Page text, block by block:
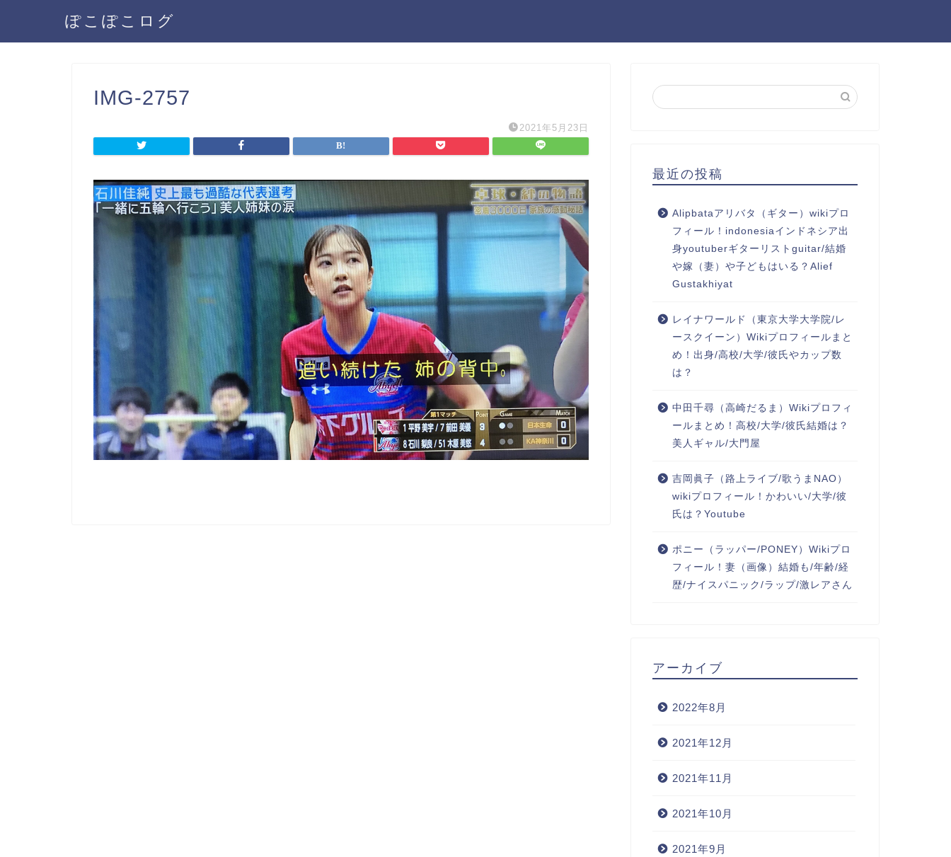
ぽこぽこログ
IMG-2757
2021年5月23日
最近の投稿
Alipbataアリバタ（ギター）wikiプロ
フィール！indonesiaインドネシア出
身youtuberギターリストguitar/結婚
や嫁（妻）や子どもはいる？Alief
Gustakhiyat
レイナワールド（東京大学大学院/レ
ースクイーン）Wikiプロフィールまと
め！出身/高校/大学/彼氏やカップ数
は？
中田千尋（高崎だるま）Wikiプロフィ
ールまとめ！高校/大学/彼氏結婚は？
美人ギャル/大門屋
吉岡眞子（路上ライブ/歌うまNAO）
wikiプロフィール！かわいい/大学/彼
氏は？Youtube
ポニー（ラッパー/PONEY）Wikiプロ
フィール！妻（画像）結婚も/年齢/経
歴/ナイスパニック/ラップ/激レアさん
アーカイブ
2022年8月
2021年12月
2021年11月
2021年10月
2021年9月